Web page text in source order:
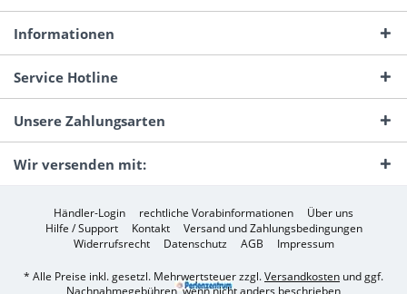
Informationen
Service Hotline
Unsere Zahlungsarten
Wir versenden mit:
Händler-Login rechtliche Vorabinformationen
Über uns
Hilfe / Support
Kontakt
Versand und Zahlungsbedingungen
Widerrufsrecht
Datenschutz AGB Impressum
* Alle Preise inkl. gesetzl. Mehrwertsteuer zzgl.Versandkosten und ggf.